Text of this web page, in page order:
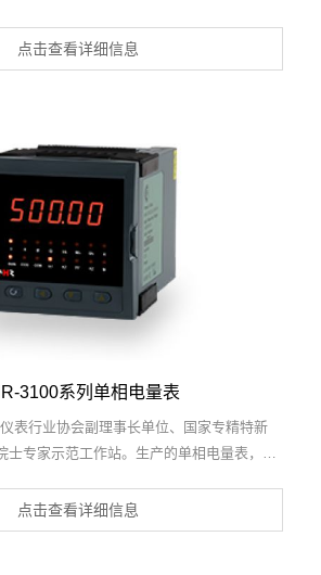
通讯等特点。产品获得一种交流信号变送
路、基于DCS技术的盘装式三相电量表等3
2项军用标准，以及现场设备集成等5项智能
际5G标准制定。取得单相电量仪表等2项相
泛应用于工业制造、建筑地产、机电设备、
数据中心与通信等诸多领域。
点击查看详细信息
3100系列单相电量表
表行业协会副理事长单位、国家专精特新
士专家示范工作站。生产的单相电量表，具
讯等特点。产品获得一种交流信号变送器、
基于DCS技术的盘装式三相电量表等3项国
点击查看详细信息